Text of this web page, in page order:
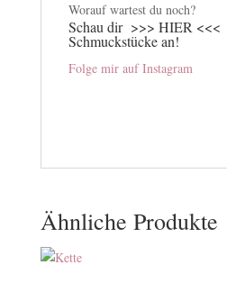
Worauf wartest du noch?
Schau dir >>> HIER <<<
Schmuckstücke an!
Folge mir auf Instagram
Ähnliche Produkte